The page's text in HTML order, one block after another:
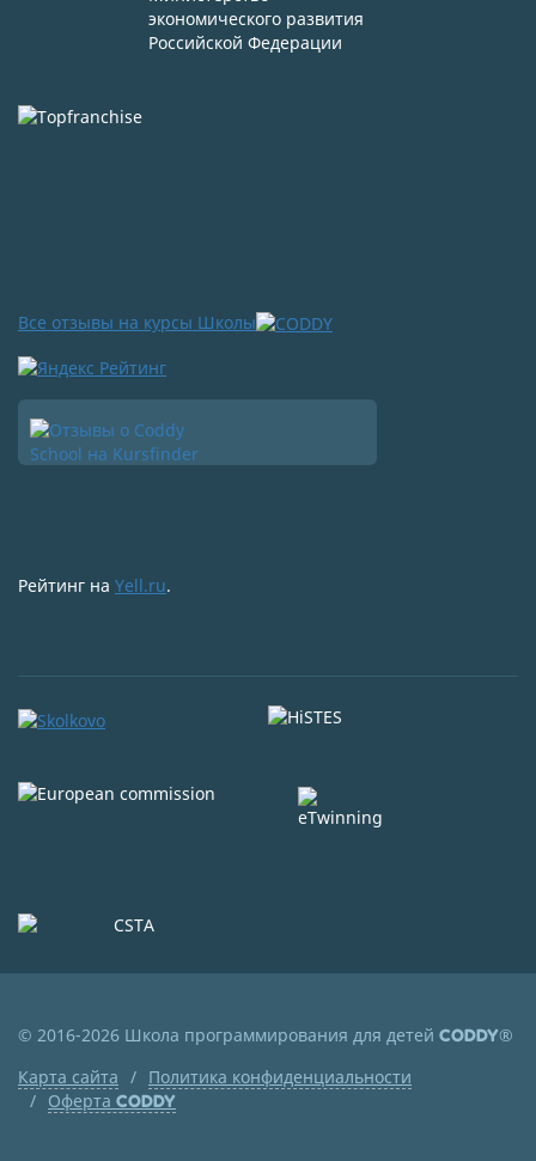
экономического развития
Российской Федерации
Все отзывы на курсы Школы
Рейтинг на Yell.ru.
© 2016-2026 Школа программирования для детей CODDY®
Карта сайта
Политика конфиденциальности
Оферта CODDY